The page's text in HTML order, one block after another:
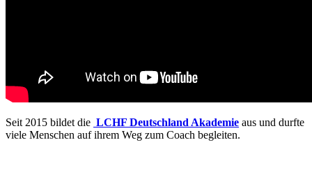
Seit 2015 bildet die LCHF Deutschland Akademie aus und durfte
viele Menschen auf ihrem Weg zum Coach begleiten.